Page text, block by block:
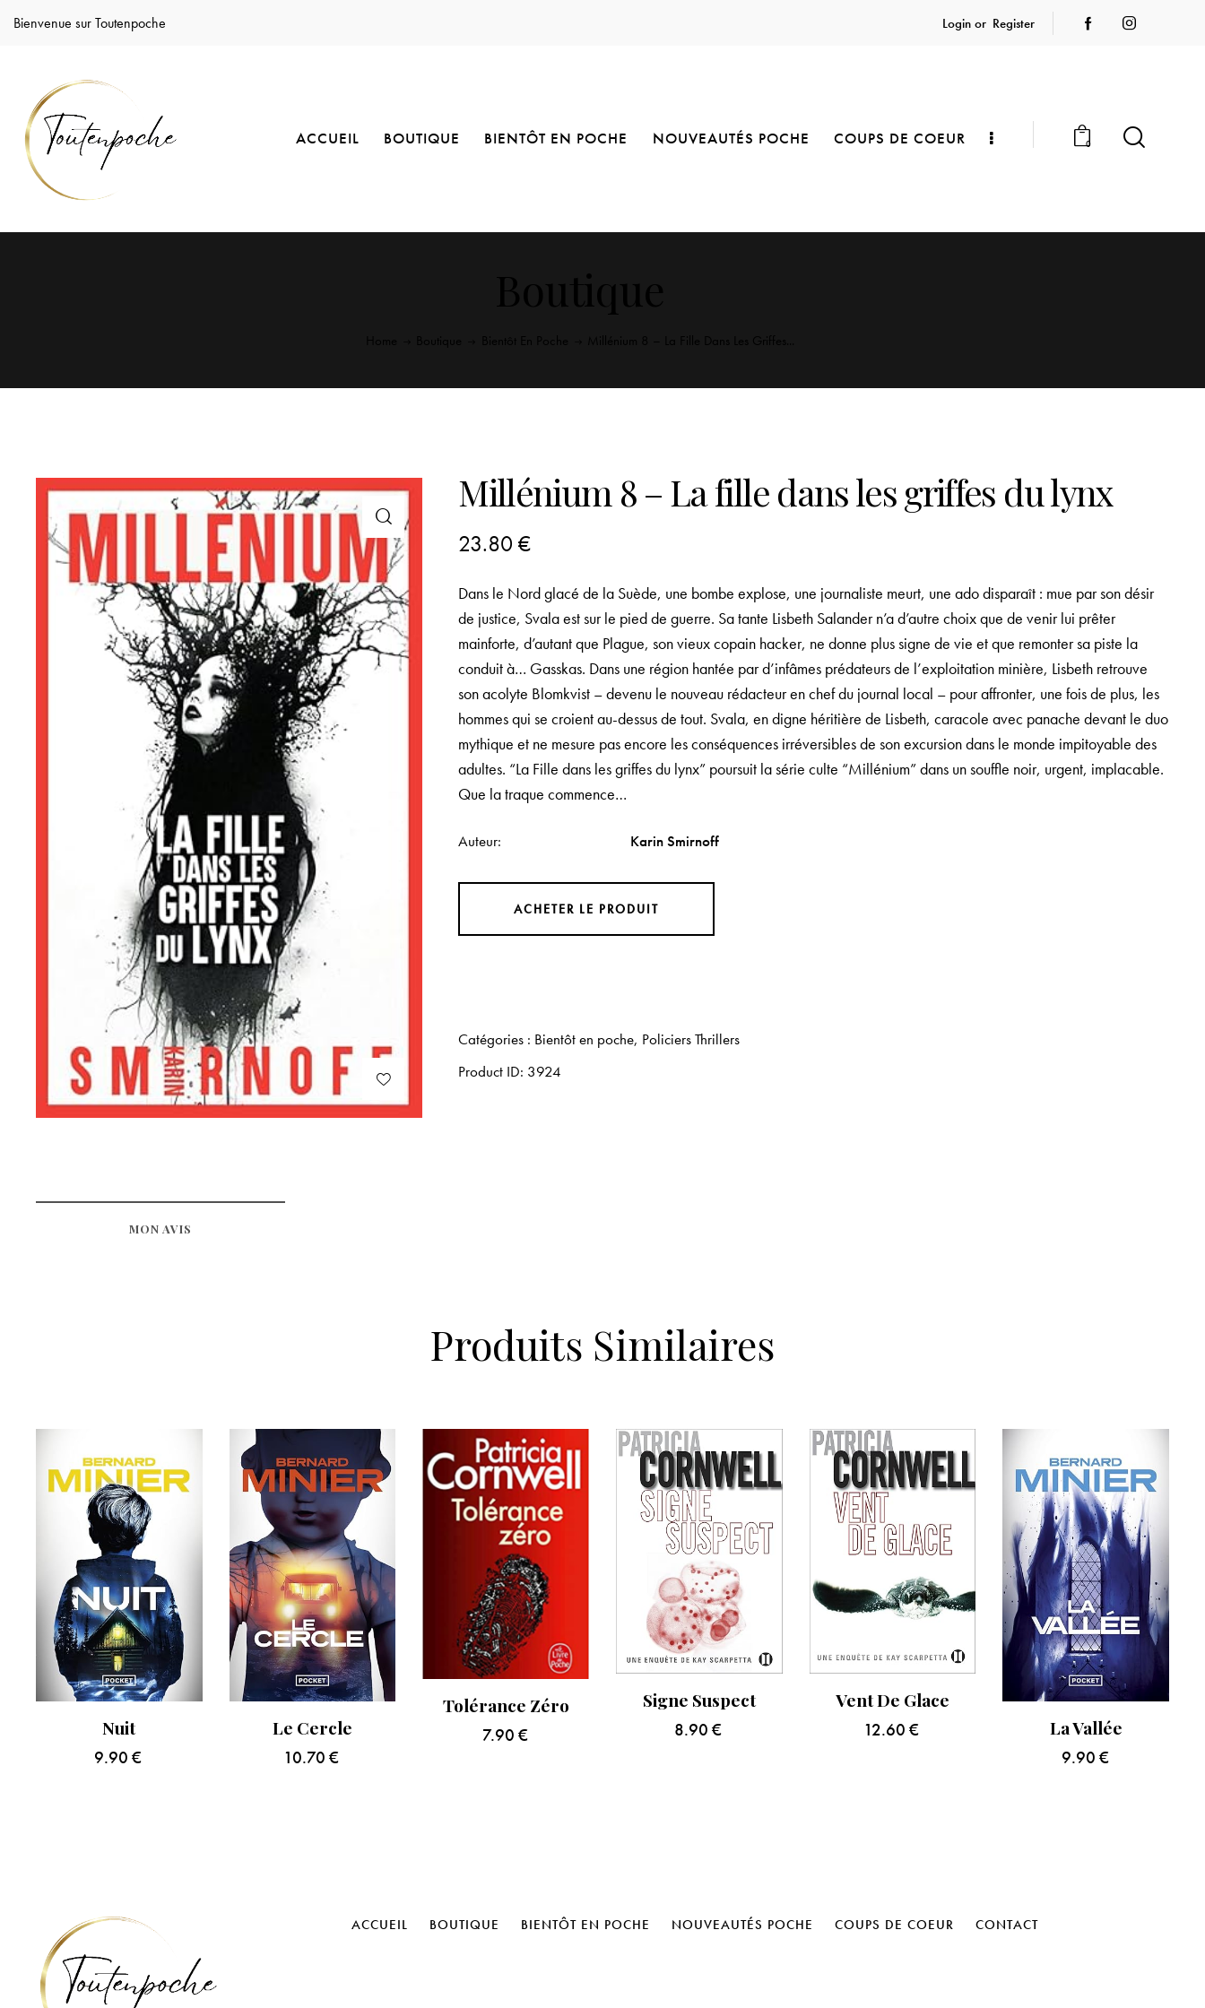
Bienvenue sur Toutenpoche Login or Register
ACCUEIL BOUTIQUE BIENTÔT EN POCHE NOUVEAUTÉS POCHE COUPS DE COEUR 0
Millénium 8 – La fille dans les griffes du lynx
23.80€
Dans le Nord glacé de la Suède, une bombe explose, une journaliste meurt, une ado disparaît : mue par son désir
de justice, Svala est sur le pied de guerre. Sa tante Lisbeth Salander n’a d’autre choix que de venir lui prêter
mainforte, d’autant que Plague, son vieux copain hacker, ne donne plus signe de vie et que remonter sa piste la
conduit à… Gasskas. Dans une région hantée par d’infâmes prédateurs de l’exploitation minière, Lisbeth retrouve
son acolyte Blomkvist – devenu le nouveau rédacteur en chef du journal local – pour affronter, une fois de plus, les
hommes qui se croient au-dessus de tout. Svala, en digne héritière de Lisbeth, caracole avec panache devant le duo
mythique et ne mesure pas encore les conséquences irréversibles de son excursion dans le monde impitoyable des
adultes. “La Fille dans les griffes du lynx” poursuit la série culte “Millénium” dans un souffle noir, urgent, implacable.
Que la traque commence…
Auteur Karin Smirnoff
ACHETER LE PRODUIT
Catégories : Bientôt en poche, Policiers Thrillers
Product ID: 3924
MON AVIS
Produits Similaires
Nuit
9.90€
Le Cercle
10.70€
Tolérance Zéro
7.90 €
Signe Suspect
8.90€
Vent De Glace
12.60€ La Vallée
9.90 €
ACCUEIL BOUTIQUE BIENTÔT EN POCHE NOUVEAUTÉS POCHE COUPS DE COEUR CONTACT